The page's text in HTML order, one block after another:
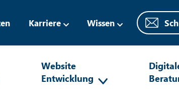
Karriere Wissen
Website
Entwicklung